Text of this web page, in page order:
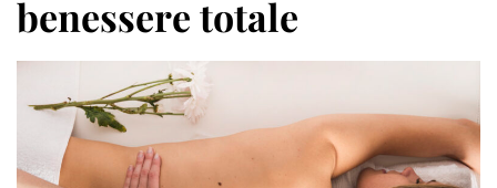
benessere totale